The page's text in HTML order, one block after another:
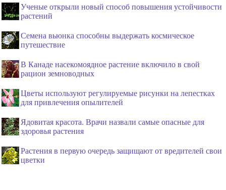
Ученые открыли новый способ повышения устойчивости
растений
Семена вьюнка способны выдержать космическое
путешествие
В Канаде насекомоядное растение включило в свой
рацион земноводных
Цветы используют регулируемые рисунки на лепестках
для привлечения опылителей
Ядовитая красота. Врачи назвали самые опасные для
здоровья растения
Растения в первую очередь защищают от вредителей свои
цветки